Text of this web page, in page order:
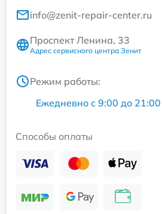
info@zenit-repair-center.ru
Проспект Ленина, 33
Адрес сервисного центра Зенит
Режим работы:
Ежедневно с 9:00 до 21:00
Способы оплаты